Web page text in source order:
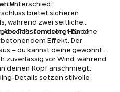
Unterschied:
bietet sicheren
während zwei seitliche
deine Hände
Passform sorgt für eine
Effekt. Der
– du kannst deine gewohnte
zuverlässig vor Wind, während
deinen Kopf anschmiegt.
Details setzen stilvolle